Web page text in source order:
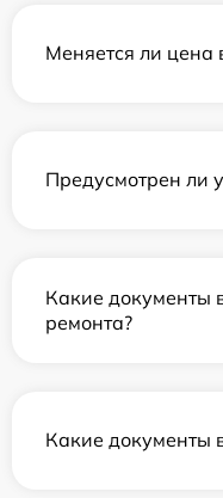
Меняется ли цена
Предусмотрен ли
Какие документы
ремонта?
Какие документы